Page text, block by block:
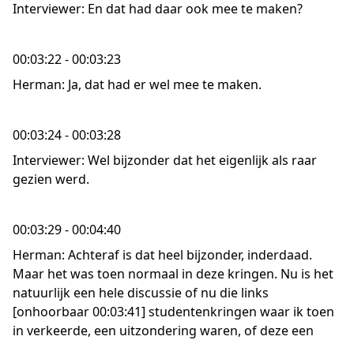
Interviewer: En dat had daar ook mee te maken?
00:03:22 - 00:03:23
Herman: Ja, dat had er wel mee te maken.
00:03:24 - 00:03:28
Interviewer: Wel bijzonder dat het eigenlijk als raar
gezien werd.
00:03:29 - 00:04:40
Herman: Achteraf is dat heel bijzonder, inderdaad.
Maar het was toen normaal in deze kringen. Nu is het
natuurlijk een hele discussie of nu die links
[onhoorbaar 00:03:41] studentenkringen waar ik toen
in verkeerde, een uitzondering waren, of deze een